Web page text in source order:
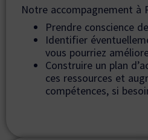
Notre accompagnement à
Prendre conscience
Identifier
vous pourriez
Construire un plan
ces ressources et
compétences, si